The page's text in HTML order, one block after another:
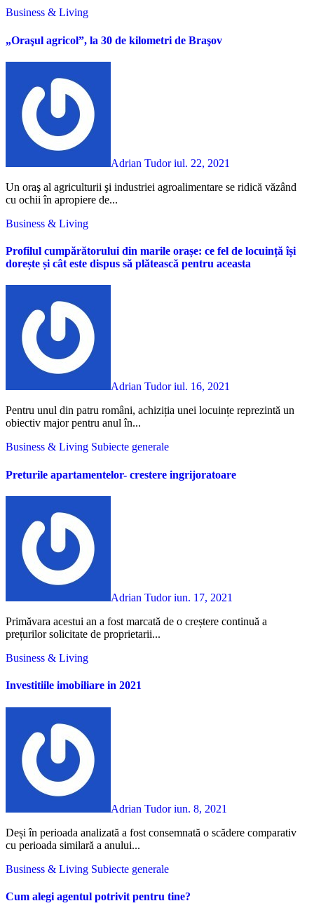
Business & Living
„Oraşul agricol”, la 30 de kilometri de Braşov
Adrian Tudoriul. 22, 2021
Un oraş al agriculturii şi industriei agroalimentare se ridică văzând
cu ochii în apropiere de...
Business & Living
Profilul cumpărătorului din marile orașe: ce fel de locuință își
dorește și cât este dispus să plătească pentru aceasta
Adrian Tudoriul. 16, 2021
Pentru unul din patru români, achiziția unei locuințe reprezintă un
obiectiv major pentru anul în...
Business & Living Subiecte generale
Preturile apartamentelor- crestere ingrijoratoare
Adrian Tudoriun. 17, 2021
Primăvara acestui an a fost marcată de o creștere continuă a
prețurilor solicitate de proprietarii...
Business & Living
Investitiile imobiliare in 2021
Adrian Tudoriun. 8, 2021
Deși în perioada analizată a fost consemnată o scădere comparativ
cu perioada similară a anului...
Business & Living Subiecte generale
Cum alegi agentul potrivit pentru tine?